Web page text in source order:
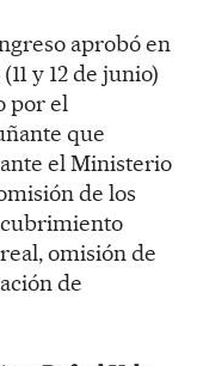
aprobó en
y 12 de junio)
por el
que
el Ministerio
de los
omisión de
de